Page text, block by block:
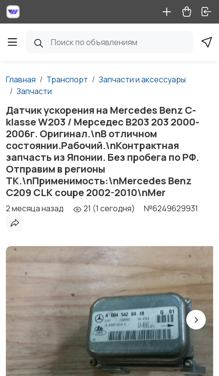
Главная Транспорт
Запчасти и аксессуары
Запчасти
Датчик ускорения на Mercedes Benz С-
klasse W203 / Мерседес В203 203 2000-
2006г. Оригинал.\nВ отличном
состоянии.Рабочий.\nКонтрактная
запчасть из Японии. Без пробега по РФ.
Отправим в регионы
ТК.\nПрименимость:\nMercedes Benz
C209 CLK coupe 2002-2010\nMer
2 месяца назад 21 (1 сегодня) №6249629931